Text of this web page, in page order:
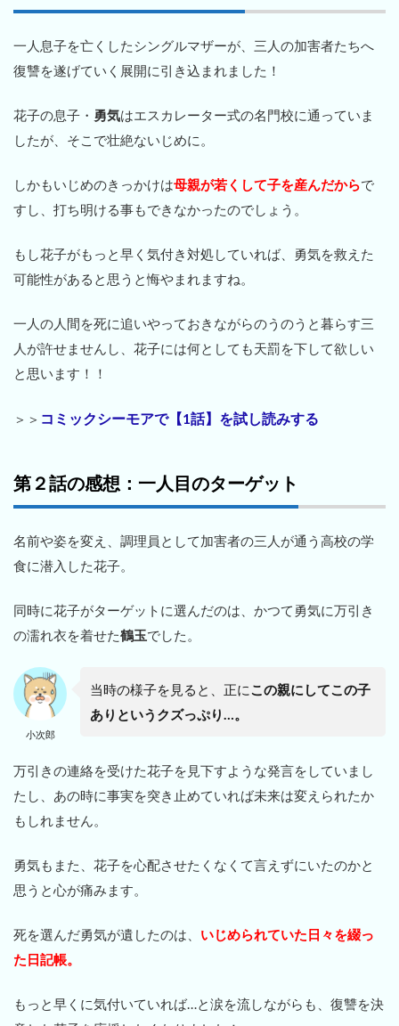
一人息子を亡くしたシングルマザーが、三人の加害者たちへ
復讐を遂げていく展開に引き込まれました！
花子の息子・ 勇気はエスカレーター式の名門校に通っていま
したが、そこで壮絶ないじめに。
しかもいじめのきっかけは母親が若くして子を産んだからで
すし、打ち明ける事もできなかったのでしょう。
もし花子がもっと早く気付き対処していれば、勇気を救えた
可能性があると思うと悔やまれますね。
一人の人間を死に追いやっておきながらのうのうと暮らす三
人が許せませんし、花子には何としても天罰を下して欲しい
と思います！！
＞＞ コミックシーモアで【1話】を試し読みする
第２話の感想：一人目のターゲット
名前や姿を変え、調理員として加害者の三人が通う高校の学
食に潜入した花子。
同時に花子がターゲットに選んだのは、かつて勇気に万引き
の濡れ衣を着せた鶴玉でした。
小次郎
当時の様子を見ると、正にこの親にしてこの子
ありというクズっぷり…。
万引きの連絡を受けた花子を見下すような発言をしていまし
たし、あの時に事実を突き止めていれば未来は変えられたか
もしれません。
勇気もまた、花子を心配させたくなくて言えずにいたのかと
思うと心が痛みます。
死を選んだ勇気が遺したのは、 いじめられていた日々を綴っ
た日記帳。
もっと早くに気付いていれば…と涙を流しながらも、復讐を決